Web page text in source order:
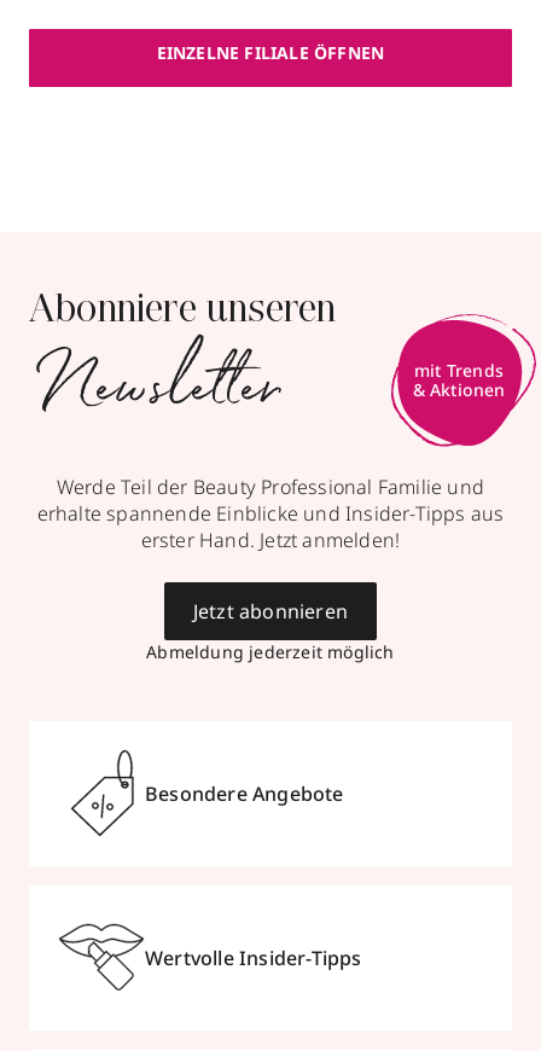
,
EINZELNE FILIALE ÖFFNEN
Abonniere unseren
Newsletter
Werde Teil der Beauty Professional Familie und
erhalte spannende Einblicke und Insider-Tipps aus
erster Hand. Jetzt anmelden!
Abmeldung jederzeit möglich
Jetzt abonnieren
Besondere Angebote
Wertvolle Insider-Tipps